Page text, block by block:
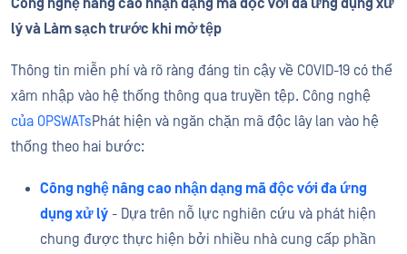
Công nghệ nâng cao nhận dạng mã độc với đa ứng dụng xử
lývà Làm sạch trước khi mở tệp
Thông tin miễn phí và rõ ràng đáng tin cậy về COVID-19 có thể
xâm nhập vào hệ thống thông qua truyền tệp. Công nghệ
của OPSWATsPhát hiện và ngăn chặn mã độc lây lan vào hệ
thống theo hai bước:
Công nghệ nâng cao nhận dạng mã độc với đa ứng
dụng xử lý - Dựa trên nỗ lực nghiên cứu và phát hiện
chung được thực hiện bởi nhiều nhà cung cấp phần